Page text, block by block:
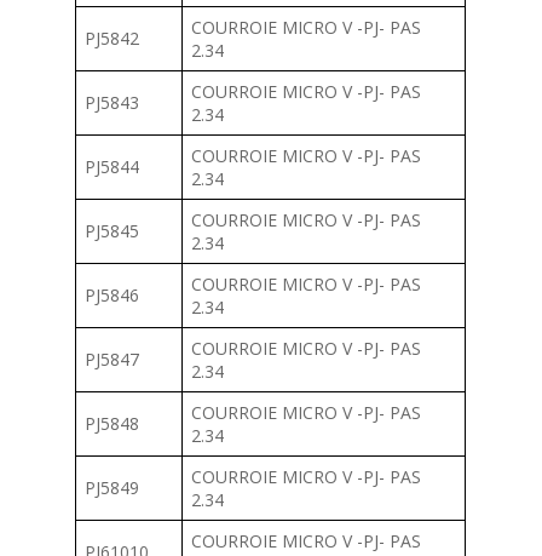
PJ5842
COURROIE MICRO V -PJ- PAS
2.34
PJ5843
COURROIE MICRO V -PJ- PAS
2.34
PJ5844
COURROIE MICRO V -PJ- PAS
2.34
PJ5845
COURROIE MICRO V -PJ- PAS
2.34
PJ5846
COURROIE MICRO V -PJ- PAS
2.34
PJ5847
COURROIE MICRO V -PJ- PAS
2.34
PJ5848
COURROIE MICRO V -PJ- PAS
2.34
PJ5849
COURROIE MICRO V -PJ- PAS
2.34
COURROIE MICRO V -PJ- PAS